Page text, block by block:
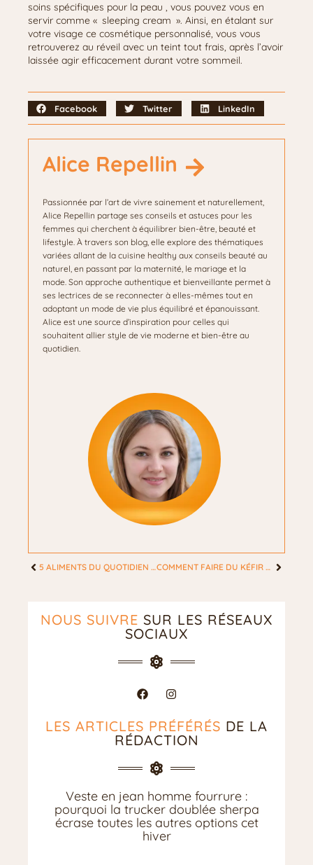
soins spécifiques pour la peau , vous pouvez vous en
servir comme « sleeping cream ». Ainsi, en étalant sur
votre visage ce cosmétique personnalisé, vous vous
retrouverez au réveil avec un teint tout frais, après l’avoir
laissée agir efficacement durant votre sommeil.
Facebook Twitter LinkedIn
Alice Repellin
Passionnée par l’art de vivre sainement et naturellement,
Alice Repellin partage ses conseils et astuces pour les
femmes qui cherchent à équilibrer bien-être, beauté et
lifestyle. À travers son blog, elle explore des thématiques
variées allant de la cuisine healthy aux conseils beauté au
naturel, en passant par la maternité, le mariage et la
mode. Son approche authentique et bienveillante permet à
ses lectrices de se reconnecter à elles-mêmes tout en
adoptant un mode de vie plus équilibré et épanouissant.
Alice est une source d’inspiration pour celles qui
souhaitent allier style de vie moderne et bien-être au
quotidien.
5 ALIMENTS DU QUOTIDIEN MEILLEURS POUR LA SANTÉ COMMENT FAIRE DU KÉFIR DE LAIT ?
NOUS SUIVRE SUR LES RÉSEAUX
SOCIAUX
LES ARTICLES PRÉFÉRÉS DE LA
RÉDACTION
Veste en jean homme fourrure :
pourquoi la trucker doublée sherpa
écrase toutes les autres options cet
hiver